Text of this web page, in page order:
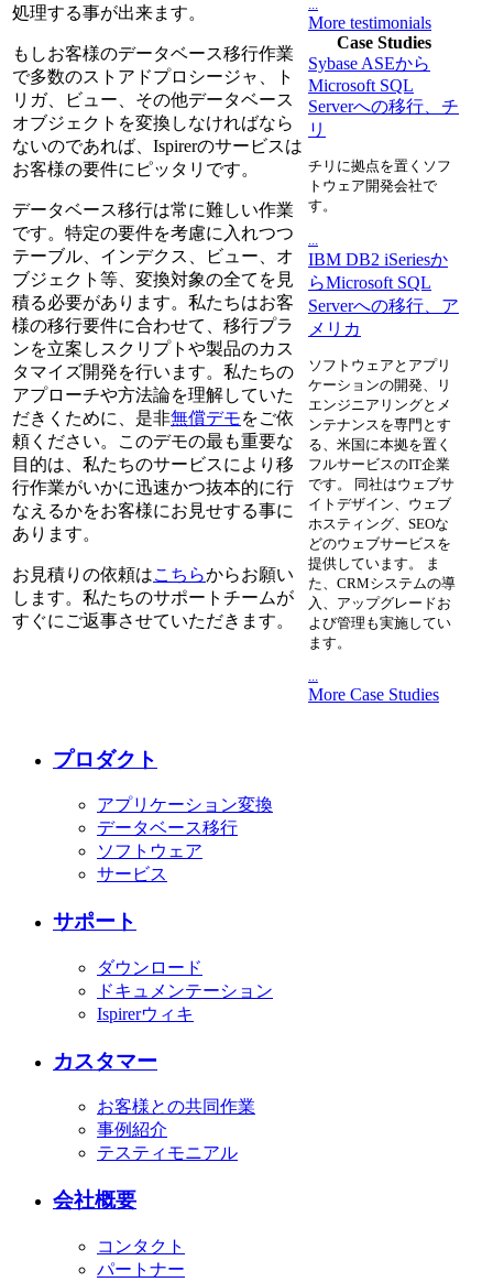
処理する事が出来ます。
もしお客様のデータベース移行作業
で多数のストアドプロシージャ、ト
リガ、ビュー、その他データベース
オブジェクトを変換しなければなら
ないのであれば、Ispirerのサービスは
お客様の要件にピッタリです。
データベース移行は常に難しい作業
です。特定の要件を考慮に入れつつ
テーブル、インデクス、ビュー、オ
ブジェクト等、変換対象の全てを見
積る必要があります。私たちはお客
様の移行要件に合わせて、移行プラ
ンを立案しスクリプトや製品のカス
タマイズ開発を行います。私たちの
アプローチや方法論を理解していた
だきくために、是非無償デモをご依
頼ください。このデモの最も重要な
目的は、私たちのサービスにより移
行作業がいかに迅速かつ抜本的に行
なえるかをお客様にお見せする事に
あります。
お見積りの依頼はこちらからお願い
します。私たちのサポートチームが
すぐにご返事させていただきます。
More testimonials
Case Studies
Sybase ASEから
Microsoft SQL
Serverへの移行、チ
リ
チリに拠点を置くソフ
トウェア開発会社で
す。
IBM DB2 iSeriesか
らMicrosoft SQL
Serverへの移行、ア
メリカ
ソフトウェアとアプリ
ケーションの開発、リ
エンジニアリングとメ
ンテナンスを専門とす
る、米国に本拠を置く
フルサービスのIT企業
です。 同社はウェブサ
イトデザイン、ウェブ
ホスティング、SEOな
どのウェブサービスを
提供しています。 ま
た、CRMシステムの導
入、アップグレードお
よび管理も実施してい
ます。
...
More Case Studies
プロダクト
アプリケーション変換
データベース移行
ソフトウェア
サービス
サポート
ダウンロード
ドキュメンテーション
Ispirerウィキ
カスタマー
お客様との共同作業
事例紹介
テスティモニアル
会社概要
コンタクト
パートナー